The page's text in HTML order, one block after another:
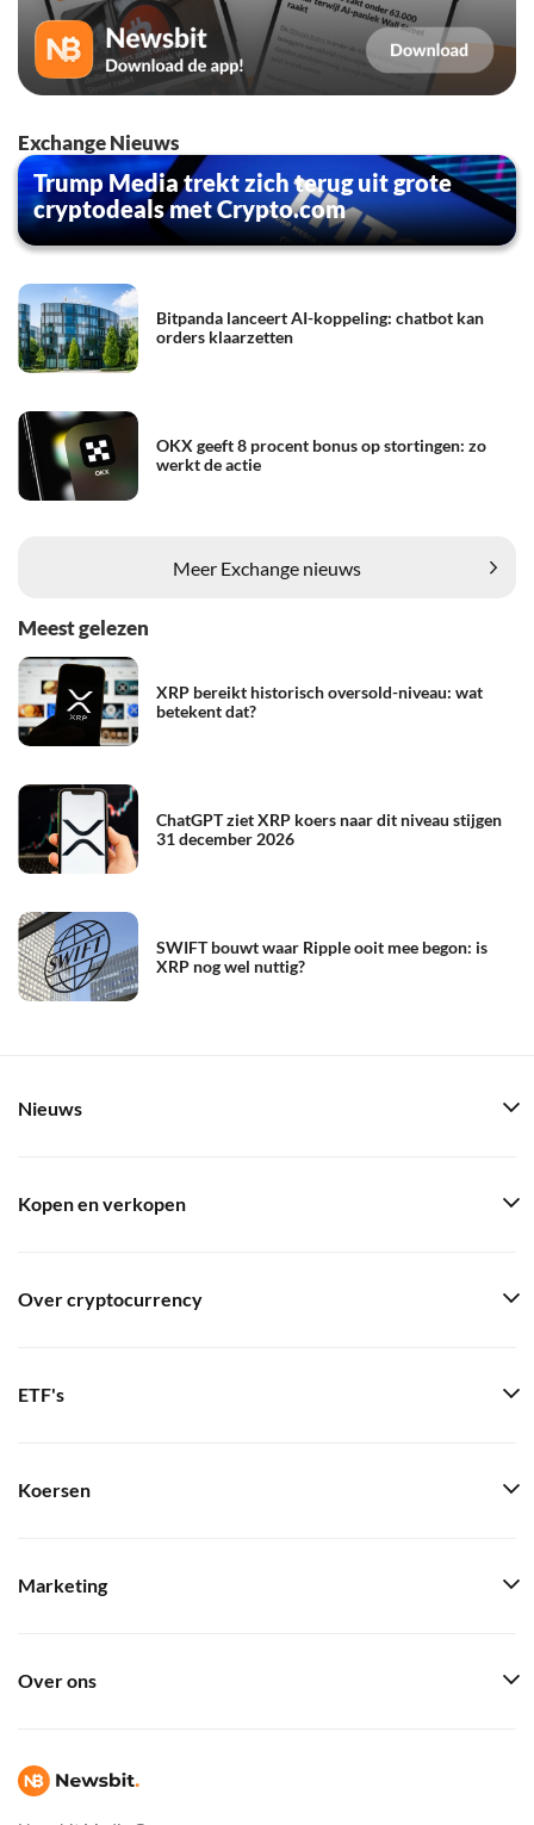
Exchange Nieuws
Trump Media trekt zich terug uit grote
cryptodeals met Crypto.com
Bitpanda lanceert AI-koppeling: chatbot kan
orders klaarzetten
OKX geeft 8 procent bonus op stortingen: zo
werkt de actie
Meer Exchange nieuws
Meest gelezen
XRP bereikt historisch oversold-niveau: wat
betekent dat?
ChatGPT ziet XRP koers naar dit niveau stijgen
31 december 2026
SWIFT bouwt waar Ripple ooit mee begon: is
XRP nog wel nuttig?
Nieuws
Kopen en verkopen
Over cryptocurrency
ETF's
Koersen
Marketing
Over ons